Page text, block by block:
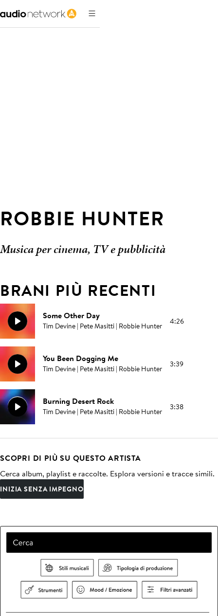
ROBBIE HUNTER
Musica per cinema, TV e pubblicità
BRANI PIÙ RECENTI
Some Other Day
Tim Devine | Pete Masitti | Robbie Hunter 4:26
You Been Dogging Me
Tim Devine | Pete Masitti | Robbie Hunter 3:39
Burning Desert Rock
Tim Devine | Pete Masitti | Robbie Hunter 3:38
SCOPRI DI PIÙ SU QUESTO ARTISTA
Cerca album, playlist e raccolte. Esplora versioni e tracce simili.
INIZIA SENZA IMPEGNO